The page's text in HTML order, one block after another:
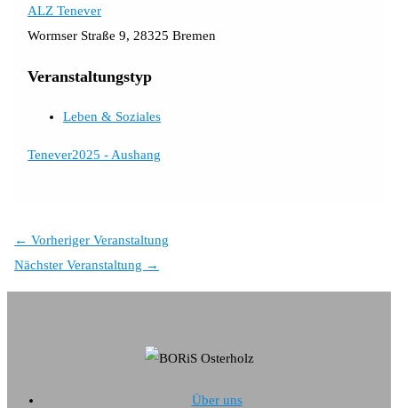
ALZ Tenever
Wormser Straße 9, 28325 Bremen
Veranstaltungstyp
Leben & Soziales
Tenever2025 - Aushang
← Vorheriger Veranstaltung
Nächster Veranstaltung →
Über uns